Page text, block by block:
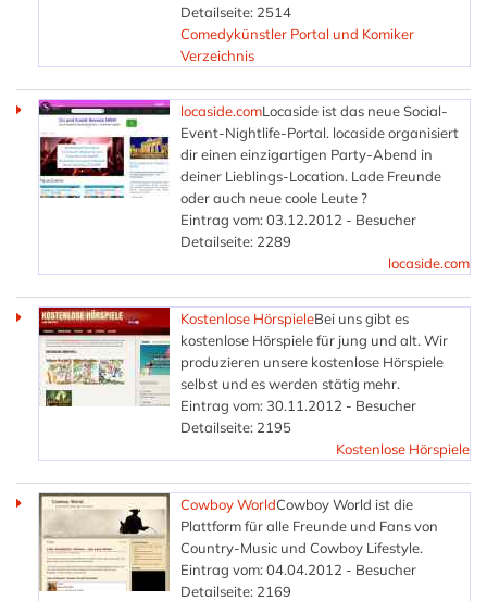
Detailseite: 2514
Comedykünstler Portal und Komiker
Verzeichnis
locaside.comLocaside ist das neue Social-
Event-Nightlife-Portal. locaside organisiert
dir einen einzigartigen Party-Abend in
deiner Lieblings-Location. Lade Freunde
oder auch neue coole Leute ?
Eintrag vom: 03.12.2012 - Besucher
Detailseite: 2289
locaside.com
Kostenlose HörspieleBei uns gibt es
kostenlose Hörspiele für jung und alt. Wir
produzieren unsere kostenlose Hörspiele
selbst und es werden stätig mehr.
Eintrag vom: 30.11.2012 - Besucher
Detailseite: 2195
Kostenlose Hörspiele
Cowboy WorldCowboy World ist die
Plattform für alle Freunde und Fans von
Country-Music und Cowboy Lifestyle.
Eintrag vom: 04.04.2012 - Besucher
Detailseite: 2169